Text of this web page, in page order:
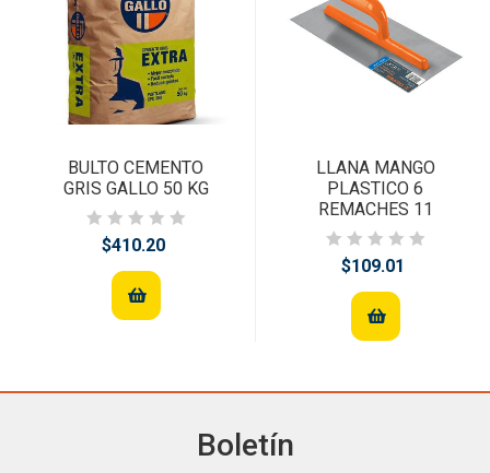
BULTO CEMENTO
GRIS GALLO 50 KG
$410.20
LLANA MANGO
PLASTICO 6
REMACHES 11
$109.01
Boletín